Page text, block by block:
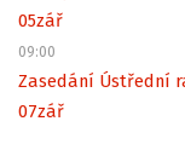
05zář
09:00
Zasedání Ústřední
07zář